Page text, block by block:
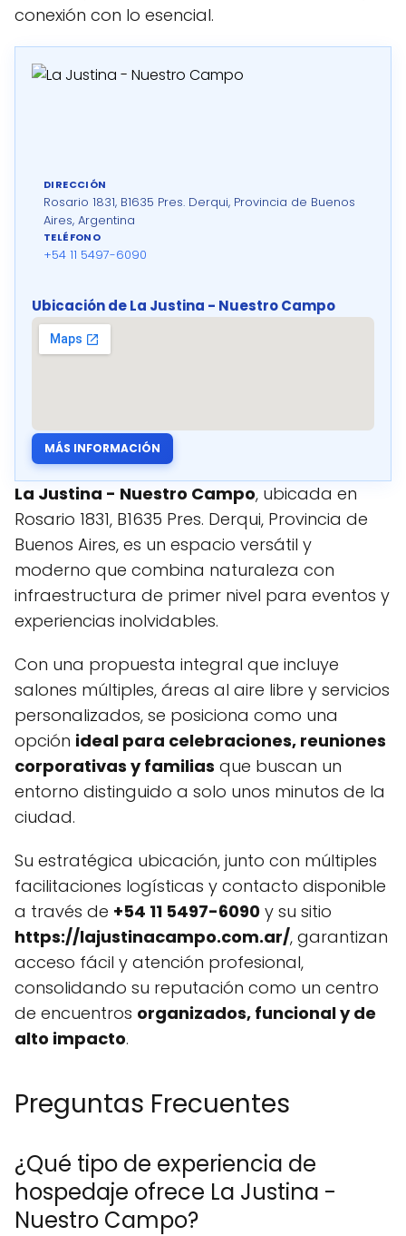
conexión con lo esencial.
DIRECCIÓN
Rosario 1831, B1635 Pres. Derqui, Provincia de Buenos
Aires, Argentina
TELÉFONO
+54 11 5497-6090
Ubicación de La Justina - Nuestro Campo
MÁS INFORMACIÓN
La Justina - Nuestro Campo, ubicada en
Rosario 1831, B1635 Pres. Derqui, Provincia de
Buenos Aires, es un espacio versátil y
moderno que combina naturaleza con
infraestructura de primer nivel para eventos y
experiencias inolvidables.
Con una propuesta integral que incluye
salones múltiples, áreas al aire libre y servicios
personalizados, se posiciona como una
opción ideal para celebraciones, reuniones
corporativas y familias que buscan un
entorno distinguido a solo unos minutos de la
ciudad.
Su estratégica ubicación, junto con múltiples
facilitaciones logísticas y contacto disponible
a través de +54 11 5497-6090 y su sitio
https://lajustinacampo.com.ar/, garantizan
acceso fácil y atención profesional,
consolidando su reputación como un centro
de encuentros organizados, funcional y de
alto impacto.
Preguntas Frecuentes
¿Qué tipo de experiencia de
hospedaje ofrece La Justina -
Nuestro Campo?